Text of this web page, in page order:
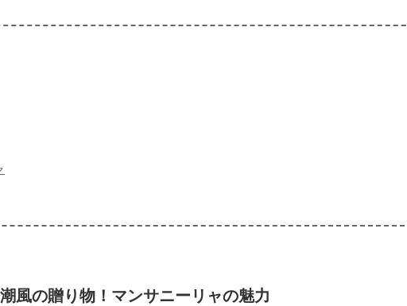
潮風の贈り物！マンサニーリャの魅力